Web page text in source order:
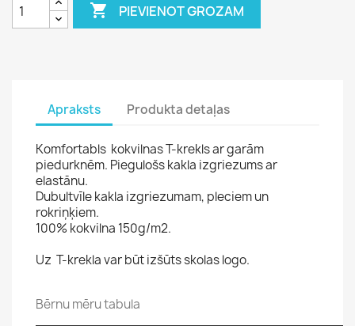
 PIEVIENOT GROZAM
Apraksts Produkta detaļas
Komfortabls kokvilnas T-krekls ar garām
piedurknēm. Piegulošs kakla izgriezums ar
elastānu.
Dubultvīle kakla izgriezumam, pleciem un
rokriņķiem.
100% kokvilna 150g/m2.
Uz T-krekla var būt izšūts skolas logo.
Bērnu mēru tabula